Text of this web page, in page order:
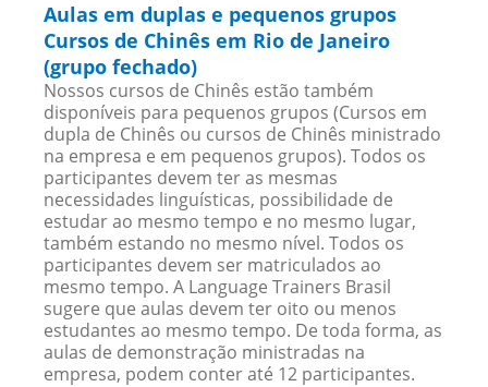
Aulas em duplas e pequenos grupos
Cursos de Chinês em Rio de Janeiro
(grupo fechado)
Nossos cursos de Chinês estão também
disponíveis para pequenos grupos (Cursos em
dupla de Chinês ou cursos de Chinês ministrado
na empresa e em pequenos grupos). Todos os
participantes devem ter as mesmas
necessidades linguísticas, possibilidade de
estudar ao mesmo tempo e no mesmo lugar,
também estando no mesmo nível. Todos os
participantes devem ser matriculados ao
mesmo tempo. A Language Trainers Brasil
sugere que aulas devem ter oito ou menos
estudantes ao mesmo tempo. De toda forma, as
aulas de demonstração ministradas na
empresa, podem conter até 12 participantes.